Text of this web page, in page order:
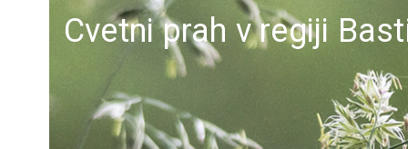
Cvetni prah v regiji